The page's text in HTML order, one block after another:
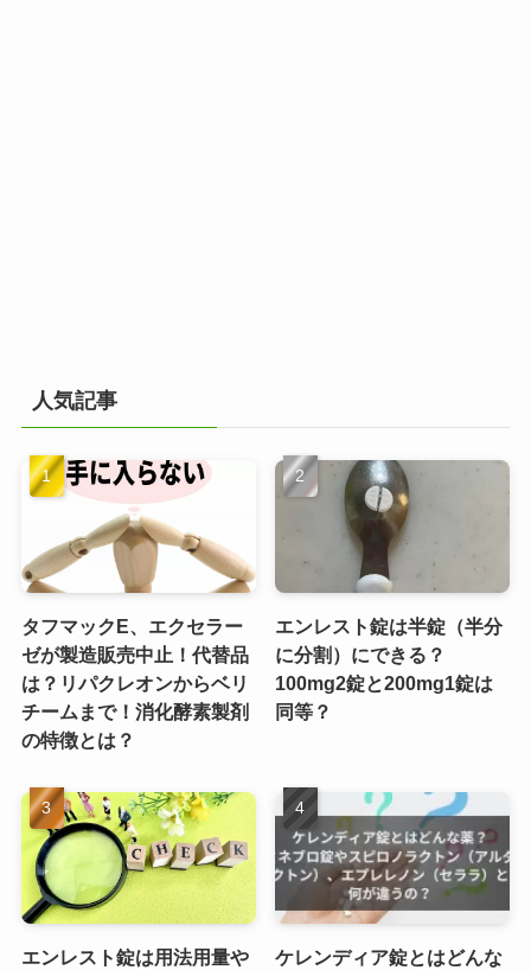
人気記事
タフマックE、エクセラー
ゼが製造販売中止！代替品
は？リパクレオンからベリ
チームまで！消化酵素製剤
の特徴とは？
エンレスト錠は半錠（半分
に分割）にできる？
100mg2錠と200mg1錠は
同等？
エンレスト錠は用法用量や
ケレンディア錠とはどんな